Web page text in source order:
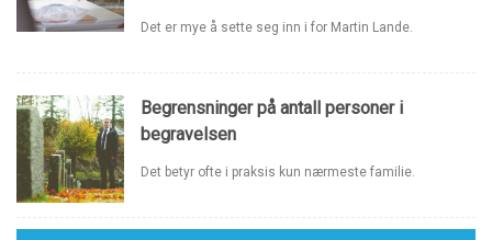
Det er mye å sette seg inn i for Martin Lande.
Begrensninger på antall personer i
begravelsen
Det betyr ofte i praksis kun nærmeste familie.